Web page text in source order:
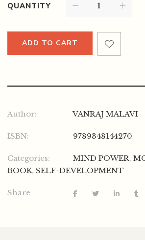
QUANTITY
ADD TO CART
Author: VANRAJ MALAVI
ISBN: 9789348144270
Categories: MIND POWER,
BOOK, SELF-DEVELOPMENT
Share